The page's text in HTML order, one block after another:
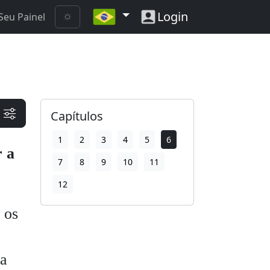
Painel Login
a
Capítulos
1 2 3 4 5
6
7
8 9 10
11
12